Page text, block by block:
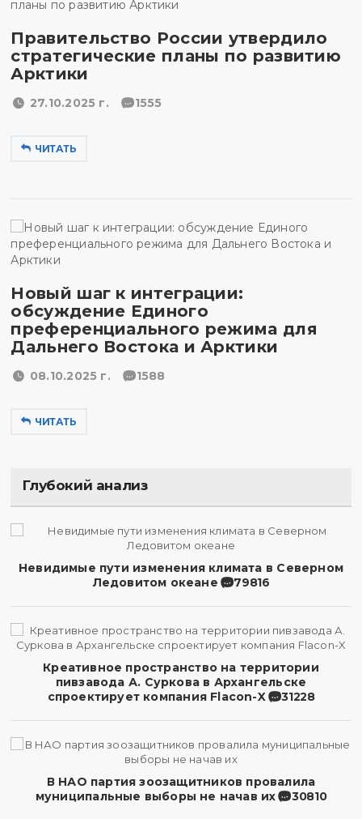
Правительство России утвердило
стратегические планы по развитию
Арктики
27.10.2025 г. 1555
ЧИТАТЬ
Новый шаг к интеграции:
обсуждение Единого
преференциального режима для
Дальнего Востока и Арктики
08.10.2025 г. 1588
ЧИТАТЬ
Глубокий анализ
Невидимые пути изменения климата в Северном
Ледовитом океане
79816
Креативное пространство на территории
пивзавода А. Суркова в Архангельске
спроектирует компания Flacon-X
31228
В НАО партия зоозащитников провалила
муниципальные выборы не начав их
30810